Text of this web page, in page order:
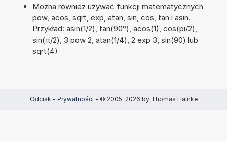
Można również używać funkcji matematycznych
pow, acos, sqrt, exp, atan, sin, cos, tan i asin.
Przykład: asin(1/2), tan(90°), acos(1), cos(pi/2),
sin(π/2), 3 pow 2, atan(1/4), 2 exp 3, sin(90) lub
sqrt(4)
Odcisk - Prywatności - © 2005-2026 by Thomas Hainke